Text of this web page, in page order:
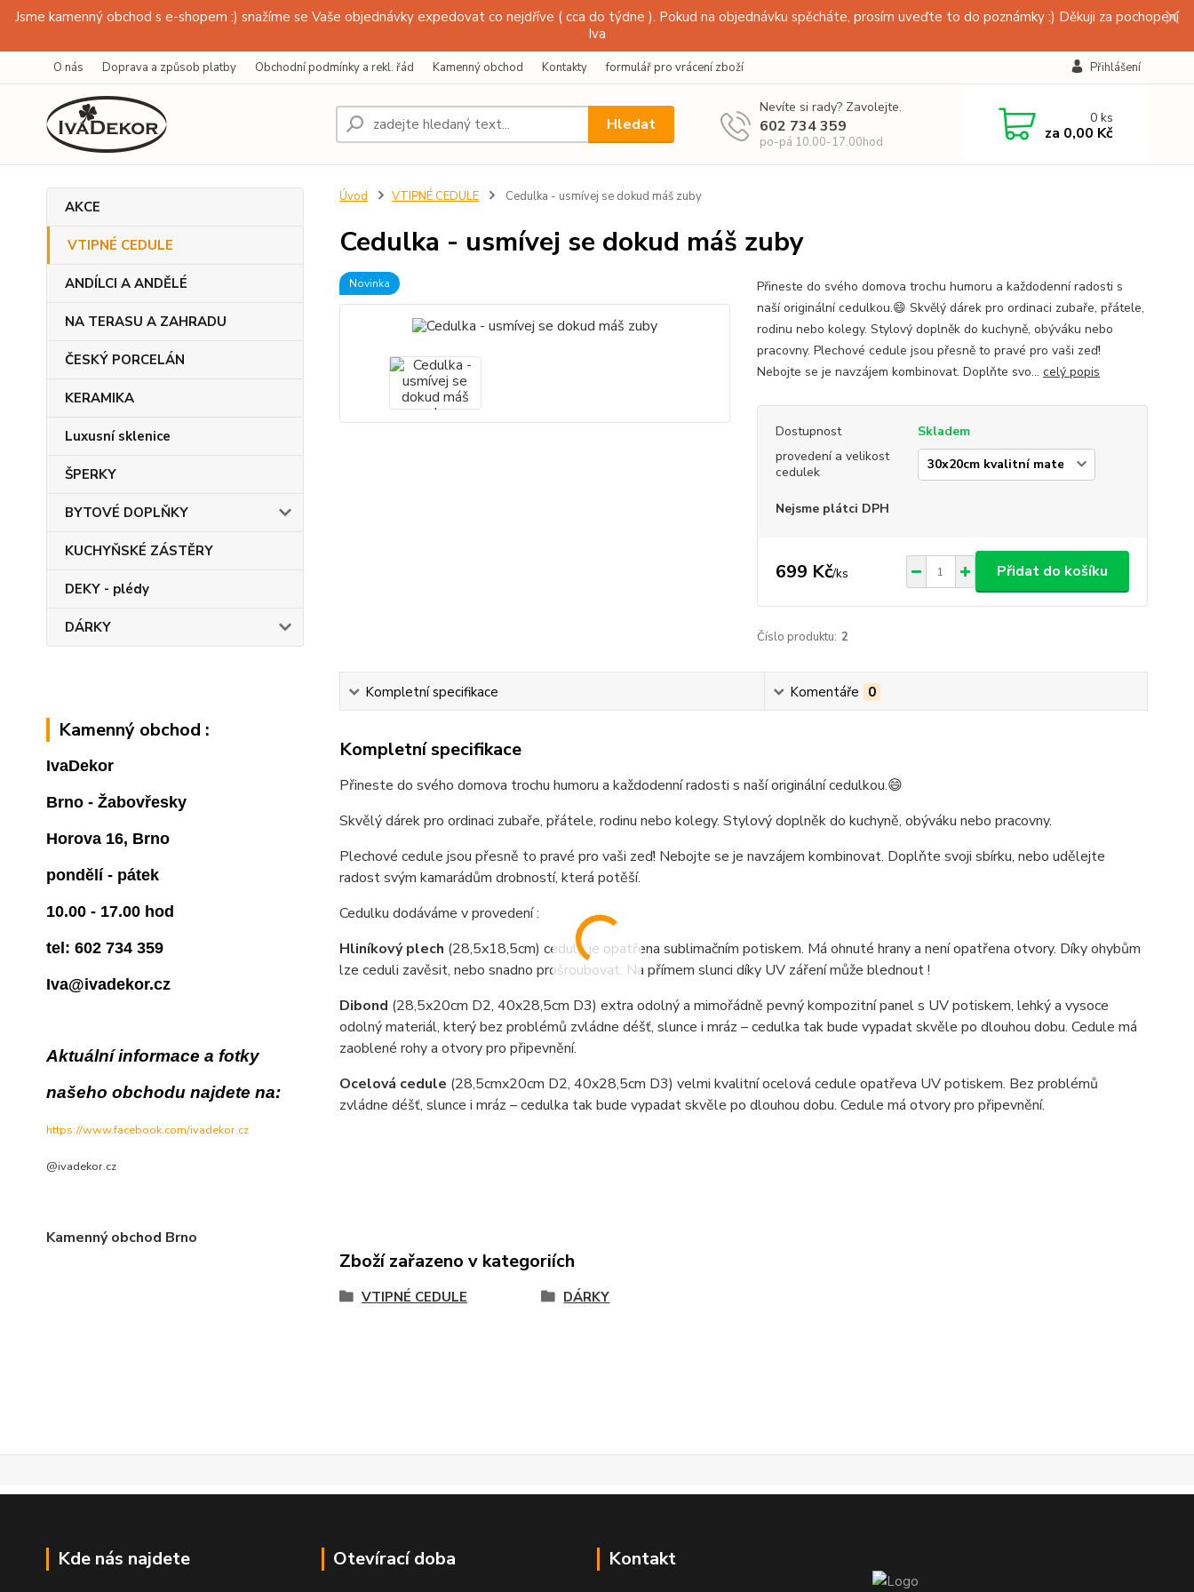
Jsme kamenný obchod s e-shopem :) snažíme se Vaše objednávky expedovat co nejdříve ( cca do týdne ). Pokud na objednávku spěcháte, prosím uveďte to do poznámky :) Děkuji za pochopení
Iva
O nás Doprava a způsob platby Obchodní podmínky a rekl. řád Kamenný obchod Kontakty formulář pro vrácení zboží Přihlášení
Hledat
Nevíte si rady? Zavolejte.
602 734 359
po-pá 10.00-17.00hod
0ks
za 0,00 Kč
AKCE
VTIPNÉ CEDULE
ANDÍLCI A ANDĚLÉ
NA TERASU A ZAHRADU
ČESKÝ PORCELÁN
KERAMIKA
Luxusní sklenice
ŠPERKY
BYTOVÉ DOPLŇKY
KUCHYŇSKÉ ZÁSTĚRY
DEKY - plédy
DÁRKY
Kamenný obchod :
IvaDekor
Brno - Žabovřesky
Horova 16, Brno
pondělí - pátek
10.00 - 17.00 hod
tel: 602 734 359
Iva@ivadekor.cz
Aktuální informace a fotky
našeho obchodu najdete na:
https://www.facebook.com/ivadekor.cz
@ivadekor.cz
Kamenný obchod Brno
Úvod VTIPNÉ CEDULE Cedulka - usmívej se dokud máš zuby
Cedulka - usmívej se dokud máš zuby
Novinka
Přineste do svého domova trochu humoru a každodenní radosti s
naší originální cedulkou.😄 Skvělý dárek pro ordinaci zubaře, přátele,
rodinu nebo kolegy. Stylový doplněk do kuchyně, obýváku nebo
pracovny. Plechové cedule jsou přesně to pravé pro vaši zeď!
Nebojte se je navzájem kombinovat. Doplňte svo... celý popis
Dostupnost
Skladem
provedení a velikost
cedulek
Nejsme plátci DPH
699 Kč/ks Přidat do košíku
Číslo produktu: 2
Kompletní specifikace Komentáře 0
Kompletní specifikace
Přineste do svého domova trochu humoru a každodenní radosti s naší originální cedulkou.😄
Skvělý dárek pro ordinaci zubaře, přátele, rodinu nebo kolegy. Stylový doplněk do kuchyně, obýváku nebo pracovny.
Plechové cedule jsou přesně to pravé pro vaši zeď! Nebojte se je navzájem kombinovat. Doplňte svoji sbírku, nebo udělejte
radost svým kamarádům drobností, která potěší.
Cedulku dodáváme v provedení :
Hliníkový plech (28,5x18,5cm) cedule je opatřena sublimačním potiskem. Má ohnuté hrany a není opatřena otvory. Díky ohybům
lze ceduli zavěsit, nebo snadno prošroubovat. Na přímem slunci díky UV záření může blednout !
Dibond (28,5x20cm D2, 40x28,5cm D3) extra odolný a mimořádně pevný kompozitní panel s UV potiskem, lehký a vysoce
odolný materiál, který bez problémů zvládne déšť, slunce i mráz – cedulka tak bude vypadat skvěle po dlouhou dobu. Cedule má
zaoblené rohy a otvory pro připevnění.
Ocelová cedule (28,5cmx20cm D2, 40x28,5cm D3) velmi kvalitní ocelová cedule opatřeva UV potiskem. Bez problémů
zvládne déšť, slunce i mráz – cedulka tak bude vypadat skvěle po dlouhou dobu. Cedule má otvory pro připevnění.
Zboží zařazeno v kategoriích
VTIPNÉ CEDULE DÁRKY
Kde nás najdete Otevírací doba Kontakt